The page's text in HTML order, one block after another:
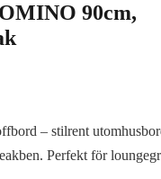
90cm,
– stilrent
Perfekt för